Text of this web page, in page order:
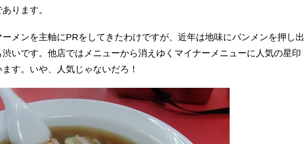
ります。
メンを主軸にPRをしてきたわけですが、近年は地味にバンメンを押し出
いです。他店ではメニューから消えゆくマイナーメニューに人気の星印
す。いや、人気じゃないだろ！